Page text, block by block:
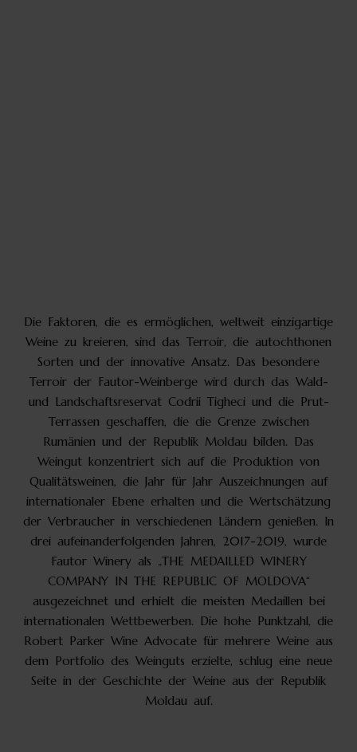
Die Faktoren, die es ermöglichen, weltweit einzigartige
Weine zu kreieren, sind das Terroir, die autochthonen
Sorten und der innovative Ansatz. Das besondere
Terroir der Fautor-Weinberge wird durch das Wald-
und Landschaftsreservat Codrii Tigheci und die Prut-
Terrassen geschaffen, die die Grenze zwischen
Rumänien und der Republik Moldau bilden. Das
Weingut konzentriert sich auf die Produktion von
Qualitätsweinen, die Jahr für Jahr Auszeichnungen auf
internationaler Ebene erhalten und die Wertschätzung
der Verbraucher in verschiedenen Ländern genießen. In
drei aufeinanderfolgenden Jahren, 2017-2019, wurde
Fautor Winery als „THE MEDAILLED WINERY
COMPANY IN THE REPUBLIC OF MOLDOVA“
ausgezeichnet und erhielt die meisten Medaillen bei
internationalen Wettbewerben. Die hohe Punktzahl, die
Robert Parker Wine Advocate für mehrere Weine aus
dem Portfolio des Weinguts erzielte, schlug eine neue
Seite in der Geschichte der Weine aus der Republik
Moldau auf.